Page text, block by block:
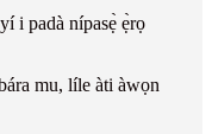
i padà nípasẹ̀ ẹ̀rọ
mu, líle àti àwọn